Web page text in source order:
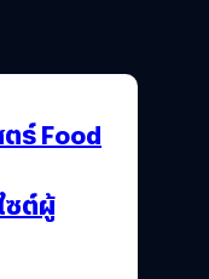
ตร์ Food
ซต์ผู้